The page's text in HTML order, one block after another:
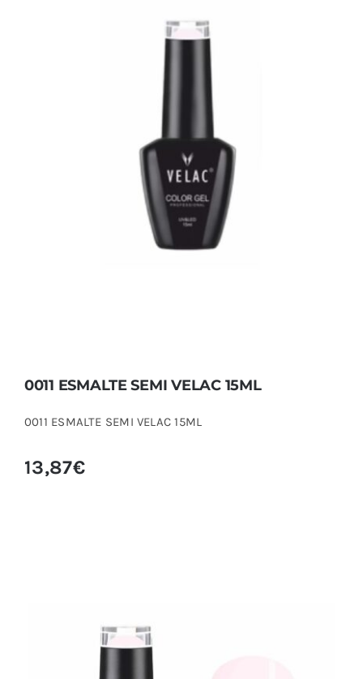
0011 ESMALTE SEMI VELAC 15ML
0011 ESMALTE SEMI VELAC 15ML
0011 ESMALTE SEMI VELAC 15ML
13,87€